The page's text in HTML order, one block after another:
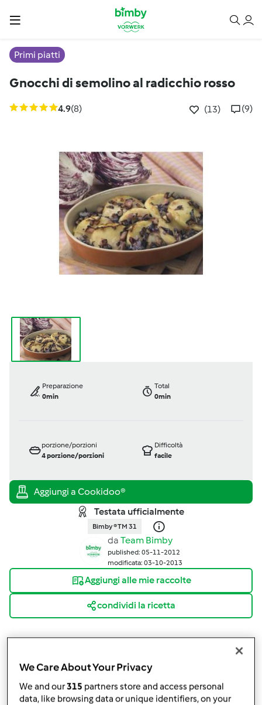
Primi piatti
Gnocchi di semolino al radicchio rosso
4.9(8) (13) (9)
Preparazione
0min
Total
0min
porzione/porzioni
4porzione/porzioni
Difficoltà
facile
Testata ufficialmente
Bimby ® TM 31
da Team Bimby
published: 05-11-2012
modificata: 03-10-2013
Aggiungi alle mie raccolte
condividi la ricetta
Ingredienti
We Care About Your Privacy
We and our315 partners store and access personal
data, like browsing data or unique identifiers, on your